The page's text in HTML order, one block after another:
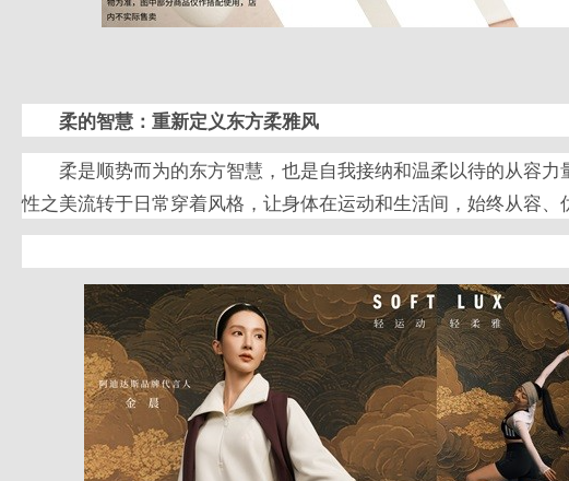
柔的智慧：重新定义东方柔雅风
柔是顺势而为的东方智慧，也是自我接纳和温柔以待的从容
性之美流转于日常穿着风格，让身体在运动和生活间，始终从容、